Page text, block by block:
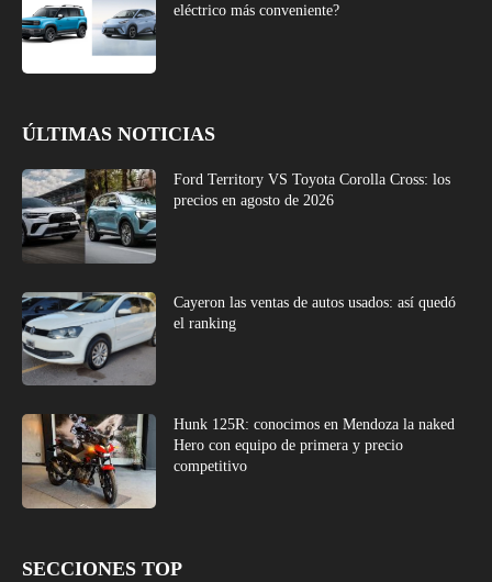
eléctrico más conveniente?
ÚLTIMAS NOTICIAS
Ford Territory VS Toyota Corolla Cross: los
precios en agosto de 2026
Cayeron las ventas de autos usados: así quedó
el ranking
Hunk 125R: conocimos en Mendoza la naked
Hero con equipo de primera y precio
competitivo
SECCIONES TOP